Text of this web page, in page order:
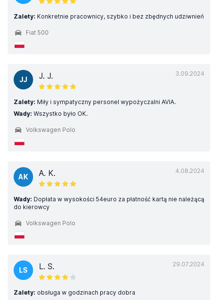
Zalety: Konkretnie pracownicy, szybko i bez zbędnych udziwnień
Fiat 500
3.09.2024
JJ J. J.
Zalety: Miły i sympatyczny personel wypożyczalni AVIA.
Wady: Wszystko było OK.
Volkswagen Polo
4.08.2024
AK A. K.
Wady: Dopłata w wysokości 54euro za płatność kartą nie należącą
do kierowcy
Volkswagen Polo
29.07.2024
LS L. S.
Zalety: obsługa w godzinach pracy dobra